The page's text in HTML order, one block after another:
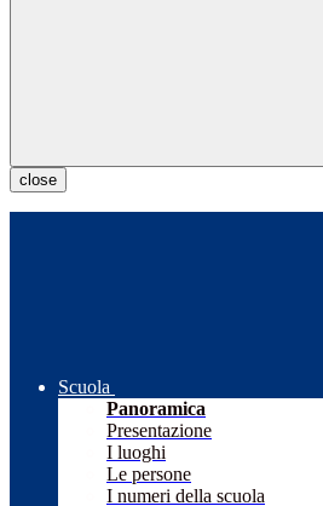
close
Scuola
Panoramica
Presentazione
I luoghi
Le persone
I numeri della scuola